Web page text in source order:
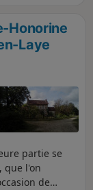
Honorine
Laye
partie se
que l'on
de